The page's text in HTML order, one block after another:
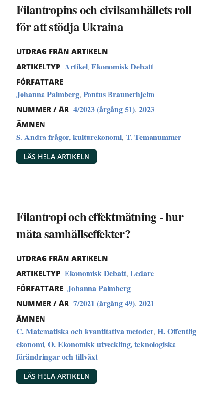
Filantropins och civilsamhällets roll
för att stödja Ukraina
UTDRAG FRÅN ARTIKELN
ARTIKELTYP Artikel,Ekonomisk Debatt
FÖRFATTARE
Johanna Palmberg,Pontus Braunerhjelm
NUMMER / ÅR 4/2023 (årgång 51),2023
ÄMNEN
S. Andra frågor, kulturekonomi,T. Temanummer
LÄS HELA ARTIKELN
Filantropi och effektmätning - hur
mäta samhällseffekter?
UTDRAG FRÅN ARTIKELN
ARTIKELTYP Ekonomisk Debatt,Ledare
FÖRFATTARE Johanna Palmberg
NUMMER / ÅR 7/2021 (årgång 49),2021
ÄMNEN
C. Matematiska och kvantitativa metoder,H. Offentlig
ekonomi,O. Ekonomisk utveckling, teknologiska
förändringar och tillväxt
LÄS HELA ARTIKELN